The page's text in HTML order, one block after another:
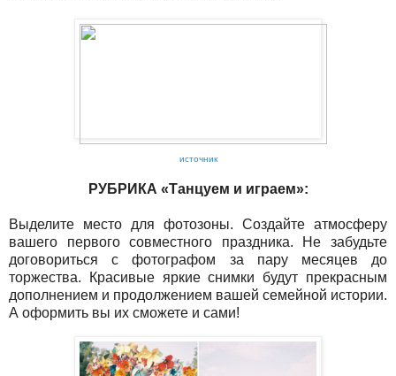
источник
РУБРИКА «Танцуем и играем»:
Выделите место для фотозоны. Создайте атмосферу
вашего первого совместного праздника. Не забудьте
договориться с фотографом за пару месяцев до
торжества. Красивые яркие снимки будут прекрасным
дополнением и продолжением вашей семейной истории.
А оформить вы их сможете и сами!